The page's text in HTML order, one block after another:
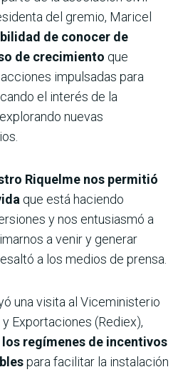
del gremio, Maricel
de conocer de
de crecimiento que
impulsadas para
el interés de la
nuevas
Riquelme nos permitió
que está haciendo
y nos entusiasmó a
a venir y generar
a los medios de prensa.
una visita al Viceministerio
Exportaciones (Rediex),
los regímenes de incentivos
para facilitar la instalación